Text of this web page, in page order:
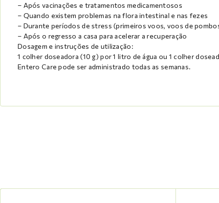
– Após vacinações e tratamentos medicamentosos
– Quando existem problemas na flora intestinal e nas fezes
– Durante períodos de stress (primeiros voos, voos de
– Após o regresso a casa para acelerar a recuperação
Dosagem e instruções de utilização:
1 colher doseadora (10 g) por 1 litro de água ou 1 colher
Entero Care pode ser administrado todas as semanas.